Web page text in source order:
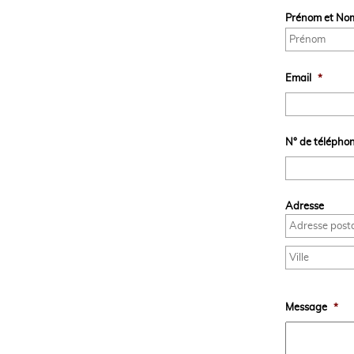
Prénom et
Email *
N° de
Adresse
Message *